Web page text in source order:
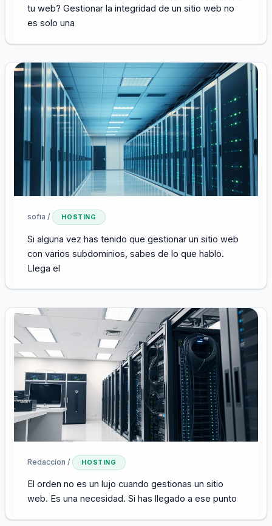
tu web? Gestionar la integridad de un sitio web no
es solo una
sofia / HOSTING
Si alguna vez has tenido que gestionar un sitio web
con varios subdominios, sabes de lo que hablo.
Llega el
Redaccion / HOSTING
El orden no es un lujo cuando gestionas un sitio
web. Es una necesidad. Si has llegado a ese punto